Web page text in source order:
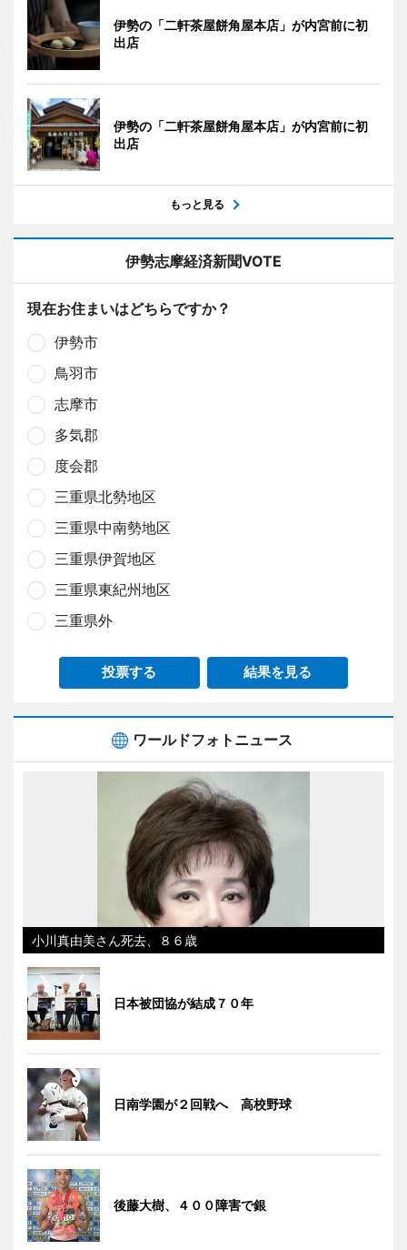
伊勢の「二軒茶屋餅角屋本店」が内宮前に初
出店
伊勢の「二軒茶屋餅角屋本店」が内宮前に初
出店
もっと見る
伊勢志摩経済新聞VOTE
現在お住まいはどちらですか？
伊勢市
鳥羽市
志摩市
多気郡
度会郡
三重県北勢地区
三重県中南勢地区
三重県伊賀地区
三重県東紀州地区
三重県外
投票する 結果を見る
ワールドフォトニュース
小川真由美さん死去、８６歳
日本被団協が結成７０年
日南学園が２回戦へ 高校野球
後藤大樹、４００障害で銀